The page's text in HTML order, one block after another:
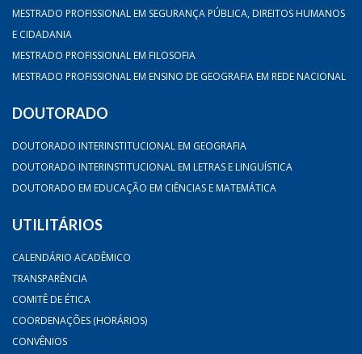
MESTRADO PROFISSIONAL EM SEGURANÇA PÚBLICA, DIREITOS HUMANOS
E CIDADANIA
MESTRADO PROFISSIONAL EM FILOSOFIA
MESTRADO PROFISSIONAL EM ENSINO DE GEOGRAFIA EM REDE NACIONAL
DOUTORADO
DOUTORADO INTERINSTITUCIONAL EM GEOGRAFIA
DOUTORADO INTERINSTITUCIONAL EM LETRAS E LINGUÍSTICA
DOUTORADO EM EDUCAÇÃO EM CIÊNCIAS E MATEMÁTICA
UTILITÁRIOS
CALENDÁRIO ACADÊMICO
TRANSPARÊNCIA
COMITÊ DE ÉTICA
COORDENAÇÕES (HORÁRIOS)
CONVÊNIOS